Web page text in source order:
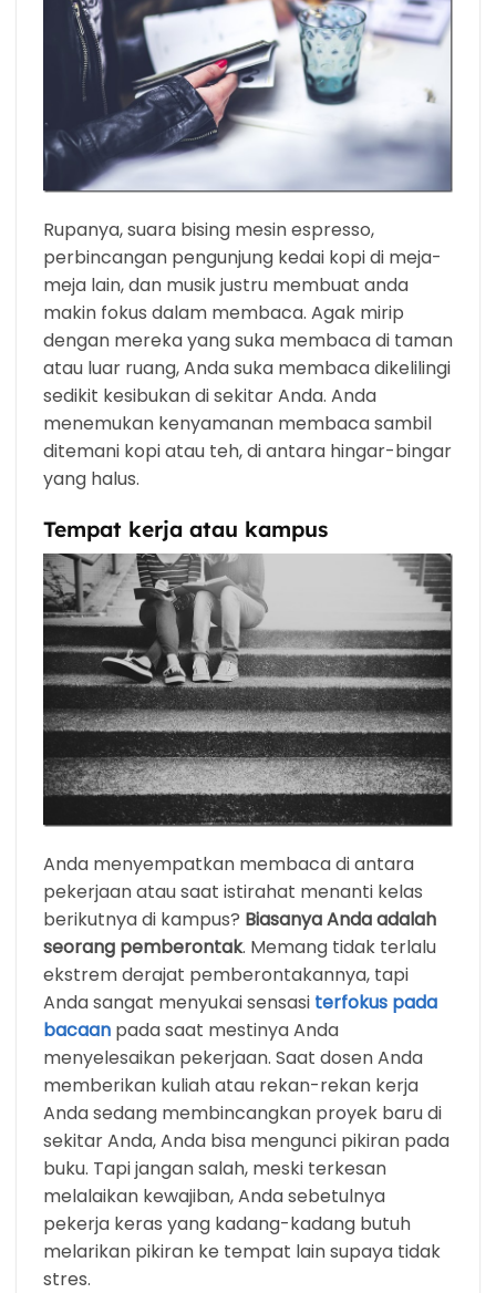
Rupanya, suara bising mesin espresso,
perbincangan pengunjung kedai kopi di meja-
meja lain, dan musik justru membuat anda
makin fokus dalam membaca. Agak mirip
dengan mereka yang suka membaca di taman
atau luar ruang, Anda suka membaca dikelilingi
sedikit kesibukan di sekitar Anda. Anda
menemukan kenyamanan membaca sambil
ditemani kopi atau teh, di antara hingar-bingar
yang halus.
Tempat kerja atau kampus
Anda menyempatkan membaca di antara
pekerjaan atau saat istirahat menanti kelas
berikutnya di kampus? Biasanya Anda adalah
seorang pemberontak. Memang tidak terlalu
ekstrem derajat pemberontakannya, tapi
Anda sangat menyukai sensasi terfokus pada
bacaan pada saat mestinya Anda
menyelesaikan pekerjaan. Saat dosen Anda
memberikan kuliah atau rekan-rekan kerja
Anda sedang membincangkan proyek baru di
sekitar Anda, Anda bisa mengunci pikiran pada
buku. Tapi jangan salah, meski terkesan
melalaikan kewajiban, Anda sebetulnya
pekerja keras yang kadang-kadang butuh
melarikan pikiran ke tempat lain supaya tidak
stres.